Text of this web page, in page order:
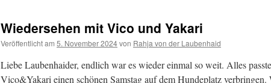
von
Borkum
Wiedersehen mit Vico und Yakari
Veröffentlicht am 5. November 2024von Rahja von der Laubenhaid
Liebe Laubenhaider, endlich war es wieder einmal so weit. Alles
Vico&Yakari einen schönen Samstag auf dem Hundeplatz verbringen.